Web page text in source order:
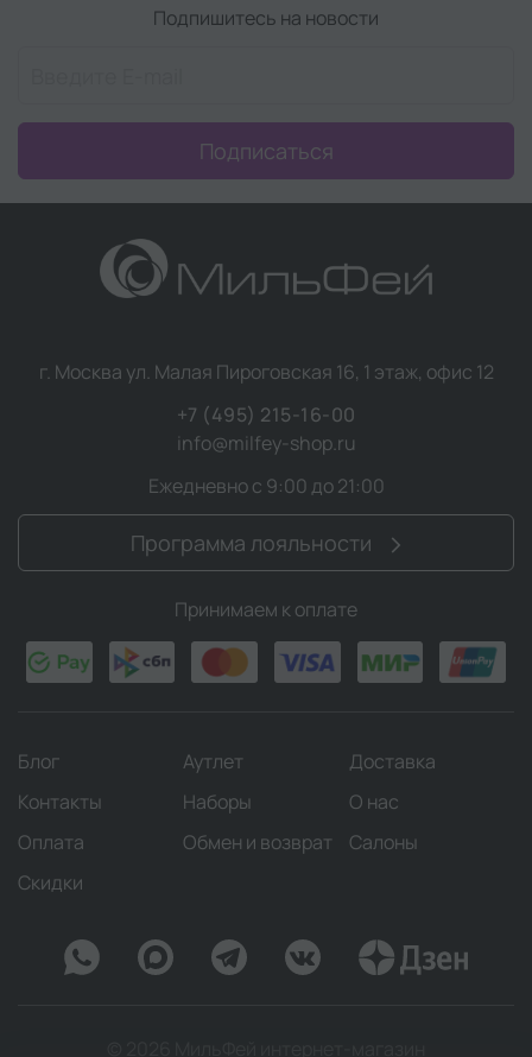
Подпишитесь на новости
Подписаться
г. Москва ул. Малая Пироговская 16, 1 этаж, офис 12
+7 (495) 215-16-00
info@milfey-shop.ru
Ежедневно с 9:00 до 21:00
Программа лояльности
Принимаем к оплате
Блог Аутлет
Доставка
Контакты
Наборы
О нас
Оплата
Обмен и возврат
Салоны
Скидки